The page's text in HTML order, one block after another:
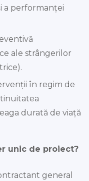
a performanței
ale strângerilor
în regim de
durată de viață
unic de proiect?
general